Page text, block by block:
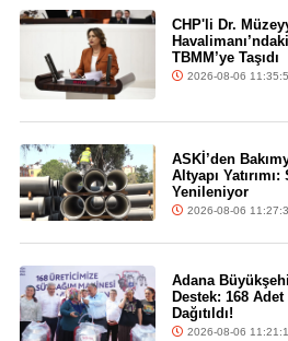
CHP'li Dr.
TBMM’ye Taşıdı
2026-08-06
ASKİ’den
Altyapı
Yenileniyor
2026-08-06
Adana
Destek: 168
Dağıtıldı!
2026-08-06